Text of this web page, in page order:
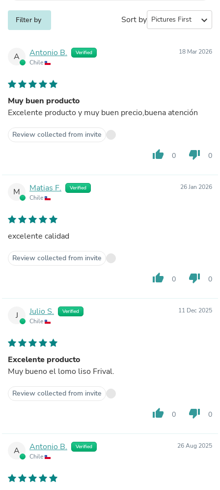
Filter by Sort by expand_more
A Antonio B. Verified
Chile
18 Mar 2026
Muy buen producto
Excelente producto y muy buen precio,buena atención
Review collected from invite
thumb_up 0 thumb_down 0
M Matias F. Verified
Chile
26 Jan 2026
excelente calidad
Review collected from invite
thumb_up 0 thumb_down 0
J Julio S. Verified
Chile
11 Dec 2025
Excelente producto
Muy bueno el lomo liso Frival.
Review collected from invite
thumb_up 0 thumb_down 0
A Antonio B. Verified
Chile
26 Aug 2025